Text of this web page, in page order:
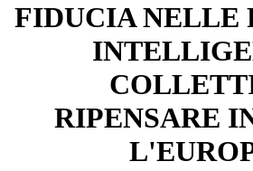
FIDUCIA NELLE
RIPENSARE